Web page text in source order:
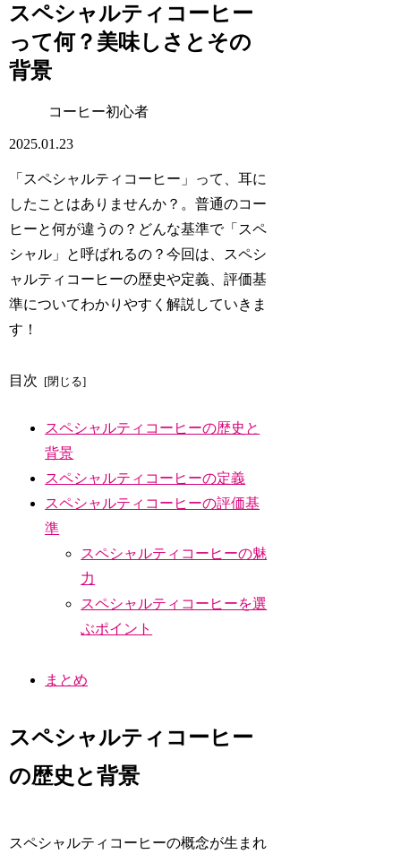
スペシャルティコーヒー
って何？美味しさとその
背景
コーヒー初心者
2025.01.23
「スペシャルティコーヒー」って、耳に
したことはありませんか？。普通のコー
ヒーと何が違うの？どんな基準で「スペ
シャル」と呼ばれるの？今回は、スペシ
ャルティコーヒーの歴史や定義、評価基
準についてわかりやすく解説していきま
す！
目次
スペシャルティコーヒーの歴史と
背景
スペシャルティコーヒーの定義
スペシャルティコーヒーの評価基
準
スペシャルティコーヒーの魅
力
スペシャルティコーヒーを選
ぶポイント
まとめ
スペシャルティコーヒー
の歴史と背景
スペシャルティコーヒーの概念が生まれ